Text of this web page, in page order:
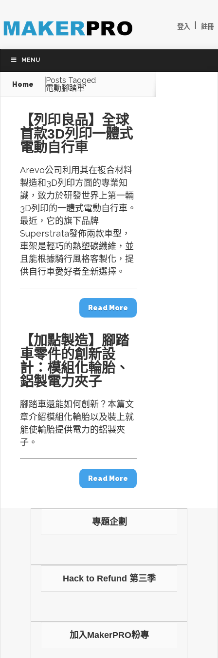
登入 註冊
MENU
Home
Posts Tagged
電動腳踏車"
【列印良品】全球
首款3D列印一體式
電動自行車
Arevo公司利用其在複合材料
製造和3D列印方面的專業知
識，致力於研發世界上第一輛
3D列印的一體式電動自行車。
最近，它的旗下品牌
Superstrata發佈兩款車型，
車架是輕巧的熱塑碳纖維，並
且能根據騎行風格客製化，提
供自行車愛好者全新選擇。
Read More
【加點製造】腳踏
車零件的創新設
計：模組化輪胎、
鋁製電力夾子
腳踏車還能如何創新？本篇文
章介紹模組化輪胎以及裝上就
能使輪胎提供電力的鋁製夾
子。
Read More
專題企劃
Hack to Refund 第三季
加入MakerPRO粉專